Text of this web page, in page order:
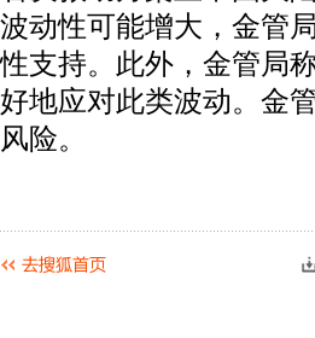
波动性可能增大，金管
性支持。此外，金管局
好地应对此类波动。金
风险。